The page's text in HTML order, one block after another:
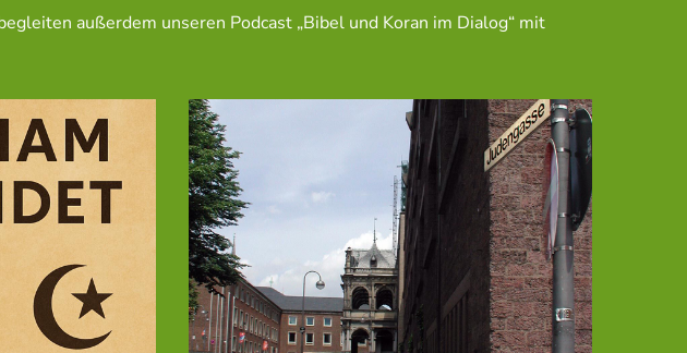
außerdem unseren Podcast „Bibel und Koran im Dialog“ mit